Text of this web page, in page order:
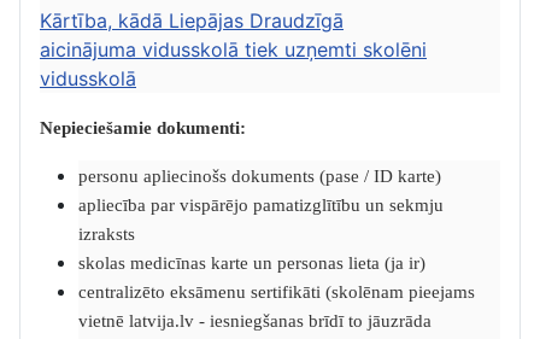
Kārtība, kādā Liepājas Draudzīgā
aicinājuma vidusskolā tiek uzņemti skolēni
vidusskolā
Nepieciešamie dokumenti:
personu apliecinošs dokuments (pase / ID karte)
apliecība par vispārējo pamatizglītību un sekmju
izraksts
skolas medicīnas karte un personas lieta (ja ir)
centralizēto eksāmenu sertifikāti (skolēnam pieejams
vietnē latvija.lv - iesniegšanas brīdī to jāuzrāda